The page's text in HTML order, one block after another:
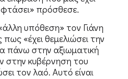
πρόσθεσε.
υπόθεση» τον Γιάνη
«έχει θεμελιώσει την
πάνω στην αξιωματική
στην κυβέρνηση του
τον λαό. Αυτό είναι